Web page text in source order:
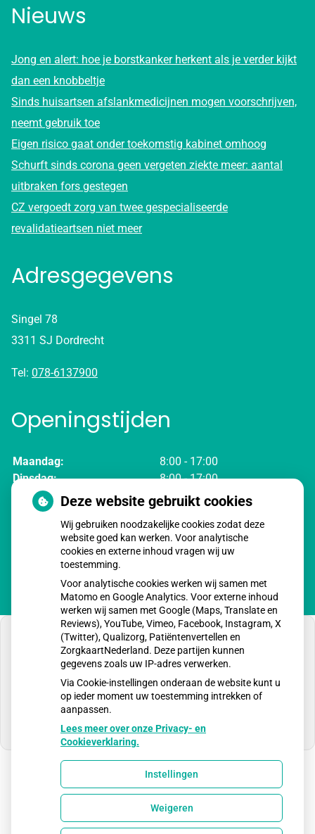
Nieuws
Jong en alert: hoe je borstkanker herkent als je verder kijkt
dan een knobbeltje
Sinds huisartsen afslankmedicijnen mogen voorschrijven,
neemt gebruik toe
Eigen risico gaat onder toekomstig kabinet omhoog
Schurft sinds corona geen vergeten ziekte meer: aantal
uitbraken fors gestegen
CZ vergoedt zorg van twee gespecialiseerde
revalidatieartsen niet meer
Adresgegevens
Singel 78
3311 SJ Dordrecht
Tel: 078-6137900
Openingstijden
Maandag:
8:00 - 17:00
Dinsdag:
8:00 - 17:00
Woensdag:
8:00 - 17:00
Donderdag:
8:00 - 17:00
U heeft geen toestemming gegeven voor
externe inhoud die nodig is om dit te zien.
Cookie-instellingen wijzigen
Uw Zorg Online
Deze website gebruikt cookies
Wij gebruiken noodzakelijke cookies zodat deze
website goed kan werken. Voor analytische
cookies en externe inhoud vragen wij uw
toestemming.
Voor analytische cookies werken wij samen met
Matomo en Google Analytics. Voor externe inhoud
werken wij samen met Google (Maps, Translate en
Reviews), YouTube, Vimeo, Facebook, Instagram, X
(Twitter), Qualizorg, Patiëntenvertellen en
ZorgkaartNederland. Deze partijen kunnen
gegevens zoals uw IP-adres verwerken.
Via Cookie-instellingen onderaan de website kunt u
op ieder moment uw toestemming intrekken of
aanpassen.
Lees meer over onze Privacy- en
Cookieverklaring.
Instellingen
Weigeren